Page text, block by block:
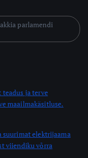
parlamendi
teadus ja terve
maailmakäsitluse.
suurimat elektrijaama
viiendiku võrra